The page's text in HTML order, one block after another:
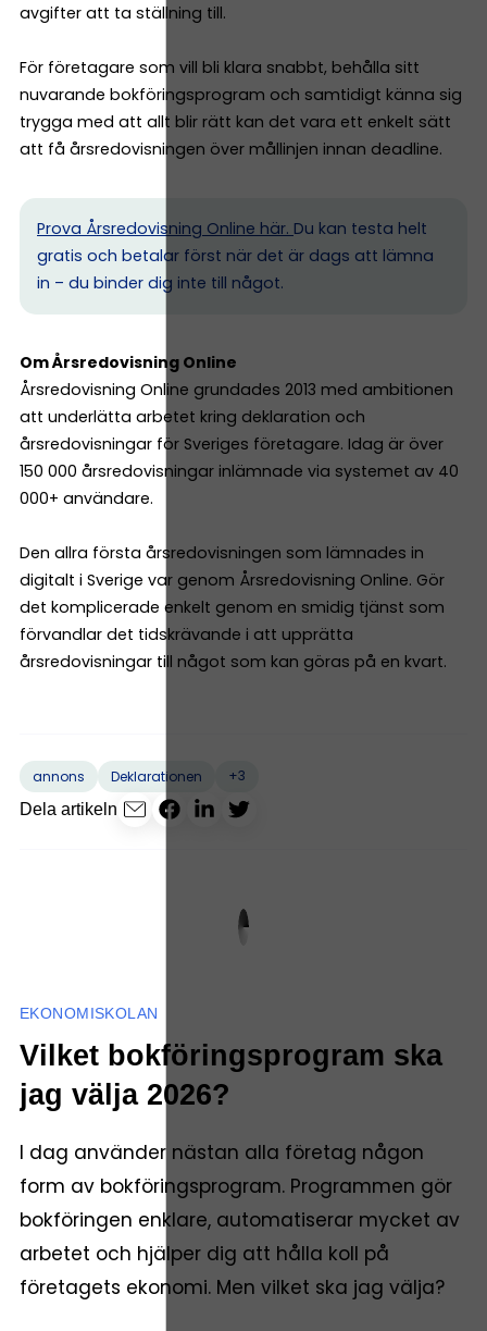
avgifter att ta ställning till.
För företagare som vill bli klara snabbt, behålla sitt
nuvarande bokföringsprogram och samtidigt känna sig
trygga med att allt blir rätt kan det vara ett enkelt sätt
att få årsredovisningen över mållinjen innan deadline.
Prova Årsredovisning Online här. Du kan testa helt
gratis och betalar först när det är dags att lämna
in – du binder dig inte till något.
Om Årsredovisning Online
Årsredovisning Online grundades 2013 med ambitionen
att underlätta arbetet kring deklaration och
årsredovisningar för Sveriges företagare. Idag är över
150 000 årsredovisningar inlämnade via systemet av 40
000+ användare.
Den allra första årsredovisningen som lämnades in
digitalt i Sverige var genom Årsredovisning Online. Gör
det komplicerade enkelt genom en smidig tjänst som
förvandlar det tidskrävande i att upprätta
årsredovisningar till något som kan göras på en kvart.
annons Deklarationen
+3
Dela artikeln
EKONOMISKOLAN
Vilket bokföringsprogram ska
jag välja 2026?
I dag använder nästan alla företag någon
form av bokföringsprogram. Programmen gör
bokföringen enklare, automatiserar mycket av
arbetet och hjälper dig att hålla koll på
företagets ekonomi. Men vilket ska jag välja?